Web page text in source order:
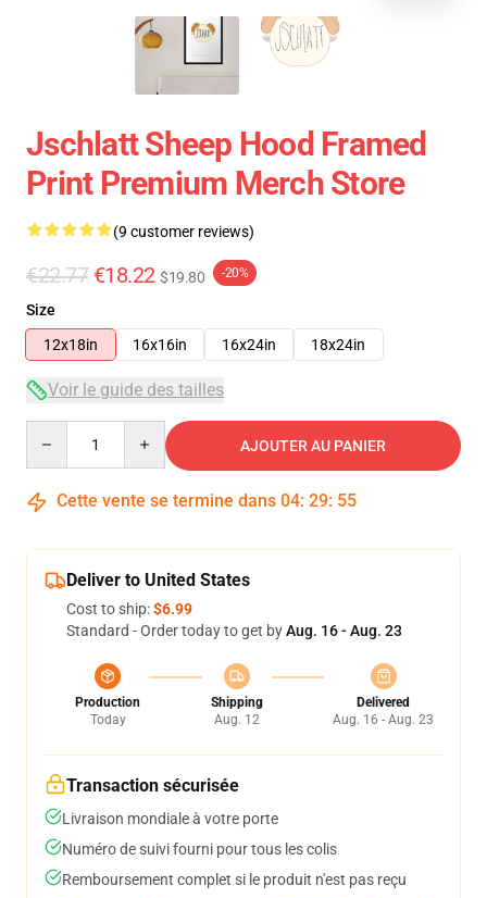
Jschlatt Sheep Hood Framed
Print Premium Merch Store
(9 customer reviews)
€22.77 €18.22 $19.80 -20%
Size
12x18in
16x16in 16x24in 18x24in
Voir le guide des tailles
AJOUTER AU PANIER
Cette vente se termine dans 04: 29: 54
Deliver to United States
Cost to ship:$6.99
Standard - Order today to get byAug. 16 - Aug. 23
Production
Today
Shipping
Aug. 12
Delivered
Aug. 16 - Aug. 23
Transaction sécurisée
Livraison mondiale à votre porte
Numéro de suivi fourni pour tous les colis
Remboursement complet si le produit n'est pas reçu